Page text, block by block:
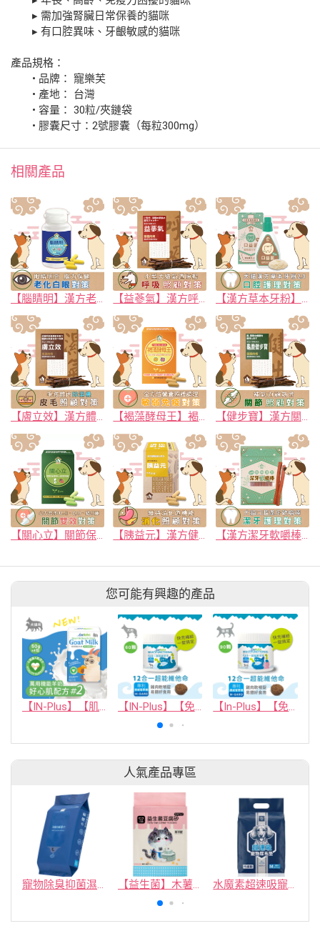
▸ 需加強腎臟日常保養的貓咪
▸ 有口腔異味、牙齦敏感的貓咪
產品規格：
• 品牌： 寵樂芙
• 產地： 台灣
• 容量： 30粒/夾鏈袋
• 膠囊尺寸：2號膠囊（每粒300mg）
相關產品
【腦睛明】漢方老化型霧白對策 腦睛明｜｢大腦×眼睛｣ 雙效抗氧化配方｜寵樂芙PetLove 【益蔘氣】漢方呼吸道氣管照顧對策 (肉條/膠囊) 呼吸照顧對策｜寵樂芙PetLove 【漢方草本牙粉】口益菌 添加漢方三七 維護口腔健康 (20g/瓶) *加強版｜寵樂芙PetLove
【膚立效】漢方體內祛濕調養 (肉條/膠囊) 寵物皮毛保健 毛孩體內除濕機｜寵樂芙PetLove 【褐藻酵母王】褐藻＋黑酵母＋冬蟲夏草 皮毛保健與維持免疫力 新升級(+腸胃保健益生菌) 全齡防護提升｜寵樂芙PetLove 【健步寶】漢方關節保健 適用老化肌力不足 (肉條/膠囊) 補氣力顧筋骨｜寵樂芙PetLove
【漢方潔牙軟嚼棒】寵物口腔護理 漢方草本 幫助控制牙垢形成 專為咀嚼功能弱的毛孩設計｜寵樂芙PetLove
您可能有興趣的產品
【IN-Plus】【肌力保健】萬用機能羊奶 #2 好心肌配方 (50克x4包)(犬貓保健品) 【IN-Plus】【免疫保健】犬用12合1超能維他命 60顆(狗保健品)(軟錠型) 【In-Plus】【免疫保健】貓用12合1超能維他命
人氣產品專區
寵物除臭抑菌濕紙巾／30抽／無味【4包100】 【益生菌】木薯豆腐砂/豆腐砂 (1包最低$119起)抽貓砂機 水魔素超速吸寵物尿布墊買1送1